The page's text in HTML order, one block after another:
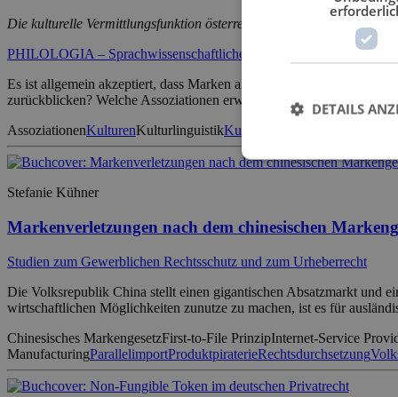
Die kulturelle Vermittlungsfunktion österreichischer und ungarischer
PHILOLOGIA – Sprachwissenschaftliche Forschungsergebnisse
Es ist allgemein akzeptiert, dass Marken als Kulturträger fungieren.
zurückblicken? Welche Assoziationen erwecken bekannte Marken
AssoziationenKulturenKulturlinguistikKulturwissenschaft
Stefanie Kühner
Markenverletzungen nach dem chinesischen
Studien zum Gewerblichen Rechtsschutz und zum Urheberrecht
Die Volksrepublik China stellt einen gigantischen Absatzmarkt und
wirtschaftlichen Möglichkeiten zunutze zu machen, ist es für
Chinesisches MarkengesetzFirst-to-File PrinzipInternet-Service
ManufacturingParallelimportProduktpiraterieRechtsdurchsetzung
DETAILS